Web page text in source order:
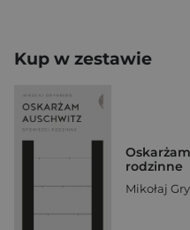
Kup w zestawie
rodzinne
Mikołaj